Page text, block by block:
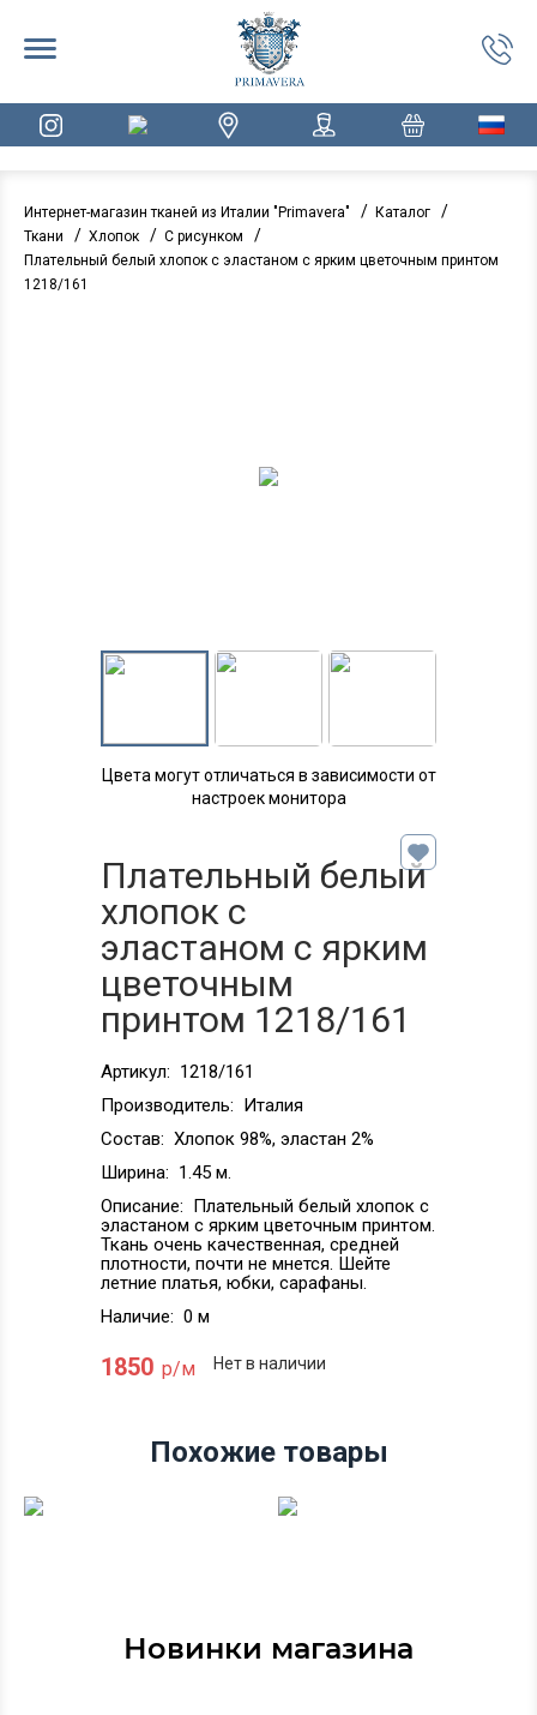
Интернет-магазин тканей из Италии "Primavera" / Каталог /
Ткани / Хлопок / С рисунком /
Плательный белый хлопок с эластаном с ярким цветочным принтом
1218/161
Цвета могут отличаться в зависимости от
настроек монитора
Плательный белый
хлопок с
эластаном с ярким
цветочным
принтом 1218/161
Артикул: 1218/161
Производитель: Италия
Состав: Хлопок 98%, эластан 2%
Ширина: 1.45 м.
Описание: Плательный белый хлопок с
эластаном с ярким цветочным принтом.
Ткань очень качественная, средней
плотности, почти не мнется. Шейте
летние платья, юбки, сарафаны.
Наличие: 0 м
1850 р/м Нет в наличии
Похожие товары
Новинки магазина